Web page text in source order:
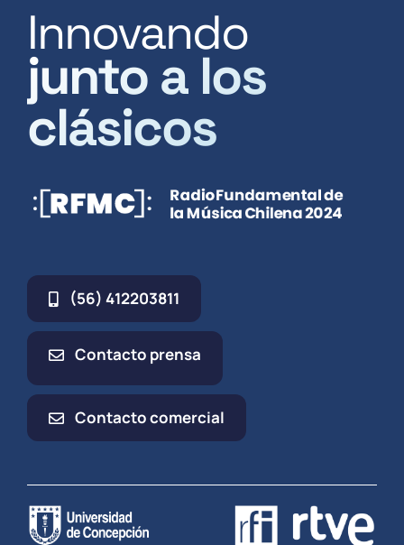
Innovando
junto a los
clásicos
(56) 412203811
Contacto prensa
Contacto comercial